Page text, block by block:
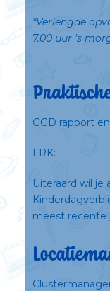
*Verlengde
7.00 uur ’s
GGD rapport
LRK:
Uiteraard wil je
meest recente